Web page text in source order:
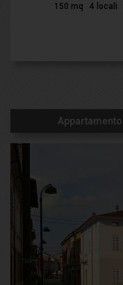
150 mq 4 locali